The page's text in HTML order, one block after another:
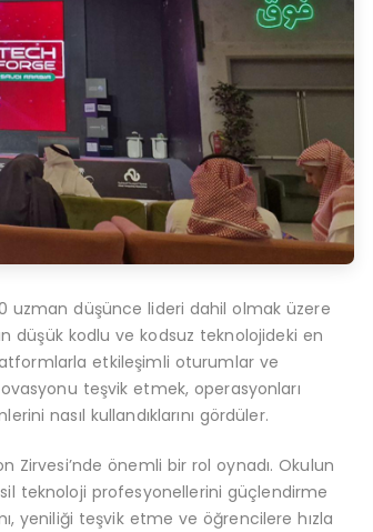
uzman düşünce lideri dahil olmak üzere
düşük kodlu ve kodsuz teknolojideki en
etkileşimli oturumlar ve
teşvik etmek, operasyonları
nasıl kullandıklarını gördüler.
Zirvesi’nde önemli bir rol oynadı. Okulun
teknoloji profesyonellerini güçlendirme
yeniliği teşvik etme ve öğrencilere hızla